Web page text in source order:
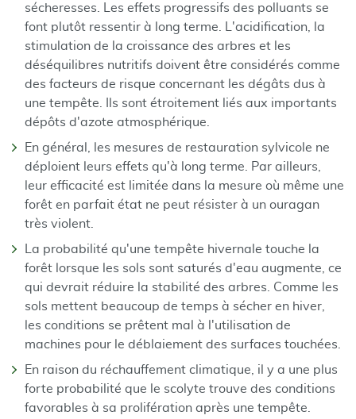
sécheresses. Les effets progressifs des polluants se
font plutôt ressentir à long terme. L'acidification, la
stimulation de la croissance des arbres et les
déséquilibres nutritifs doivent être considérés comme
des facteurs de risque concernant les dégâts dus à
une tempête. Ils sont étroitement liés aux importants
dépôts d'azote atmosphérique.
En général, les mesures de restauration sylvicole ne
déploient leurs effets qu'à long terme. Par ailleurs,
leur efficacité est limitée dans la mesure où même une
forêt en parfait état ne peut résister à un ouragan
très violent.
La probabilité qu'une tempête hivernale touche la
forêt lorsque les sols sont saturés d'eau augmente, ce
qui devrait réduire la stabilité des arbres. Comme les
sols mettent beaucoup de temps à sécher en hiver,
les conditions se prêtent mal à l'utilisation de
machines pour le déblaiement des surfaces touchées.
En raison du réchauffement climatique, il y a une plus
forte probabilité que le scolyte trouve des conditions
favorables à sa prolifération après une tempête.